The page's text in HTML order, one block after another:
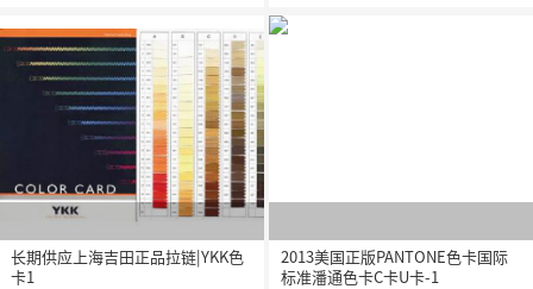
长期供应上海吉田正品拉链|YKK色
卡1
2013美国正版PANTONE色卡国际
标准潘通色卡C卡U卡-1